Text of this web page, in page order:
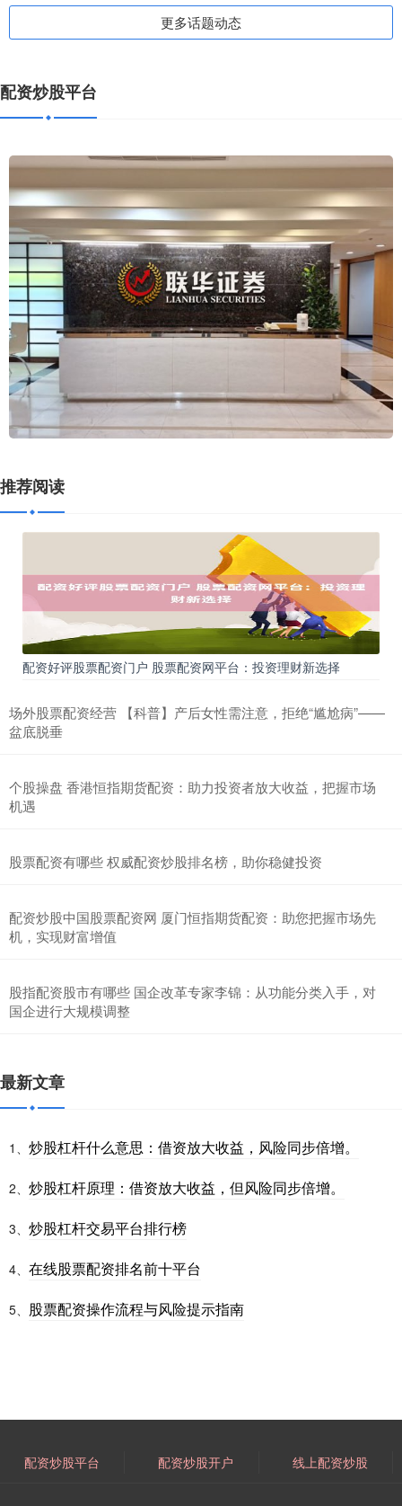
更多话题动态
配资炒股平台
推荐阅读
配资好评股票配资门户 股票配资网平台：投资理财新选择
场外股票配资经营 【科普】产后女性需注意，拒绝“尴尬病”——
盆底脱垂
个股操盘 香港恒指期货配资：助力投资者放大收益，把握市场
机遇
股票配资有哪些 权威配资炒股排名榜，助你稳健投资
配资炒股中国股票配资网 厦门恒指期货配资：助您把握市场先
机，实现财富增值
股指配资股市有哪些 国企改革专家李锦：从功能分类入手，对
国企进行大规模调整
最新文章
1、 炒股杠杆什么意思：借资放大收益，风险同步倍增。
2、 炒股杠杆原理：借资放大收益，但风险同步倍增。
3、 炒股杠杆交易平台排行榜
4、 在线股票配资排名前十平台
5、 股票配资操作流程与风险提示指南
配资炒股平台 配资炒股开户 线上配资炒股